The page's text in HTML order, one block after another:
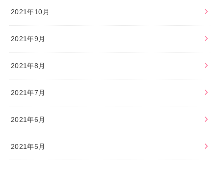
2021年10月
2021年9月
2021年8月
2021年7月
2021年6月
2021年5月